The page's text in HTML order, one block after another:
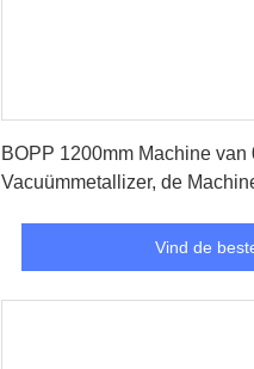
BOPP 1200mm Machine van
Vacuümmetallizer, de
Vind de